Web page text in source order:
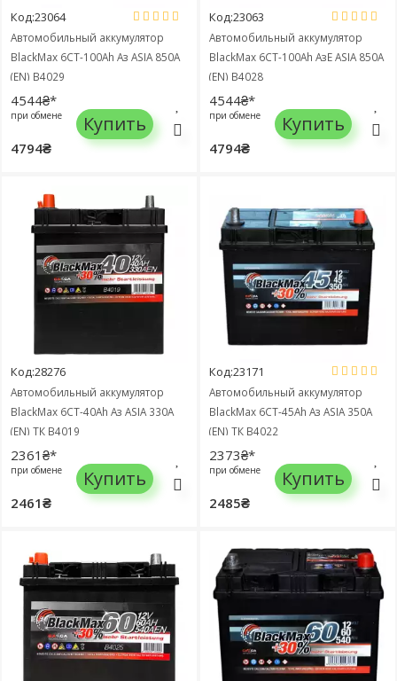
Код:23064
Автомобильный аккумулятор
BlackMax 6СТ-100Ah Аз ASIA 850A
(EN) B4029
4544₴*
при обмене
4794₴
Купить
Код:23063
Автомобильный аккумулятор
BlackMax 6СТ-100Ah АзЕ ASIA 850A
(EN) B4028
4544₴*
при обмене
4794₴
Купить
Код:28276
Автомобильный аккумулятор
BlackMax 6СТ-40Ah Аз ASIA 330A
(EN) ТК B4019
2361₴*
при обмене
2461₴
Купить
Код:23171
Автомобильный аккумулятор
BlackMax 6СТ-45Ah Аз ASIA 350A
(EN) ТК B4022
2373₴*
при обмене
2485₴
Купить